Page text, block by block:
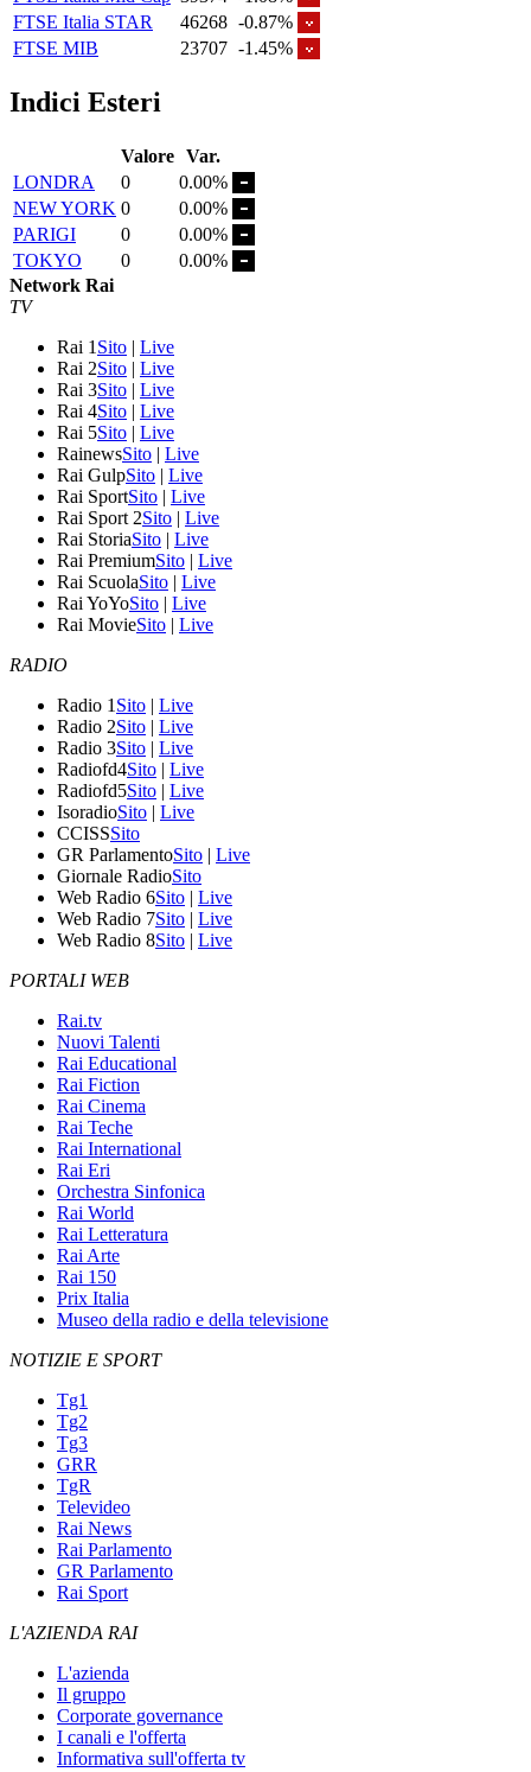
FTSE Italia STAR
46268 -0.87%
FTSE MIB
23707 -1.45%
Indici Esteri
Valore Var.
LONDRA
0
0.00%
NEW YORK 0
0.00%
PARIGI
0
0.00%
TOKYO
0
0.00%
Network Rai
TV
Rai 1 Sito | Live
Rai 2Sito | Live
Rai 3Sito | Live
Rai 4Sito | Live
Rai 5Sito | Live
RainewsSito | Live
Rai GulpSito | Live
Rai SportSito | Live
Rai Sport 2Sito | Live
Rai StoriaSito | Live
Rai PremiumSito | Live
Rai ScuolaSito | Live
Rai YoYoSito | Live
Rai MovieSito | Live
RADIO
Radio 1 Sito | Live
Radio 2Sito | Live
Radio 3Sito | Live
Radiofd4Sito | Live
Radiofd5Sito | Live
IsoradioSito | Live
CCISSSito
GR ParlamentoSito | Live
Giornale RadioSito
Web Radio 6Sito | Live
Web Radio 7Sito | Live
Web Radio 8Sito | Live
PORTALI WEB
Rai.tv
Nuovi Talenti
Rai Educational
Rai Fiction
Rai Cinema
Rai Teche
Rai International
Rai Eri
Orchestra Sinfonica
Rai World
Rai Letteratura
Rai Arte
Rai 150
Prix Italia
Museo della radio e della televisione
NOTIZIE E SPORT
Tg1
Tg2
Tg3
GRR
TgR
Televideo
Rai News
Rai Parlamento
GR Parlamento
Rai Sport
L'AZIENDA RAI
L'azienda
Il gruppo
Corporate governance
I canali e l'offerta
Informativa sull'offerta tv